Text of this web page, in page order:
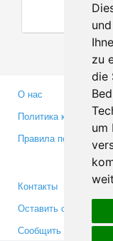
zu
die
um
О нас
Политика
Правила пользования
Контакты
Оставить отзыв
Сообщить об ошибке